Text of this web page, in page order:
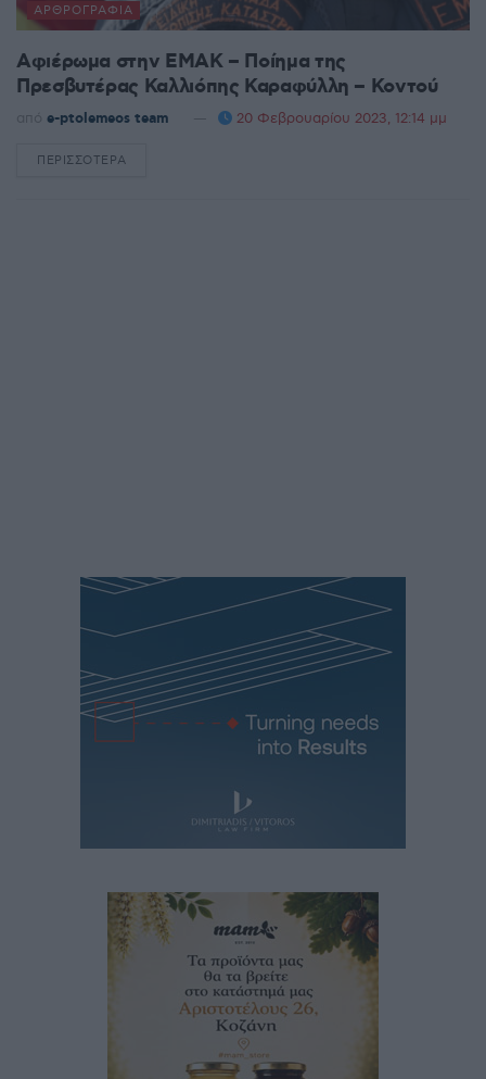
ΑΡΘΡΟΓΡΑΦΊΑ
Αφιέρωμα στην ΕΜΑΚ – Ποίημα της
Πρεσβυτέρας Καλλιόπης Καραφύλλη – Κοντού
από e-ptolemeos team 20 Φεβρουαρίου 2023, 12:14 μμ
ΠΕΡΙΣΣΌΤΕΡΑ